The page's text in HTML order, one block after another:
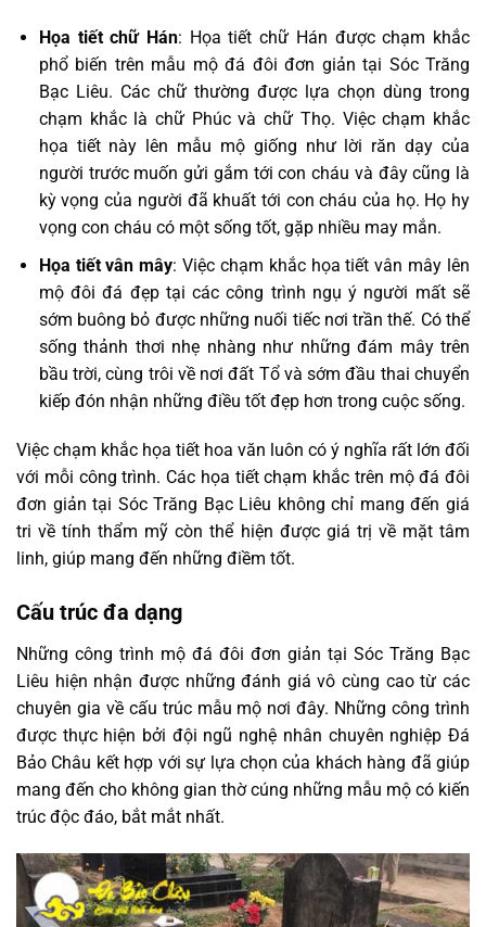
Họa tiết chữ Hán: Họa tiết chữ Hán được chạm khắc
phổ biến trên mẫu mộ đá đôi đơn giản tại Sóc Trăng
Bạc Liêu. Các chữ thường được lựa chọn dùng trong
chạm khắc là chữ Phúc và chữ Thọ. Việc chạm khắc
họa tiết này lên mẫu mộ giống như lời răn dạy của
người trước muốn gửi gắm tới con cháu và đây cũng là
kỳ vọng của người đã khuất tới con cháu của họ. Họ hy
vọng con cháu có một sống tốt, gặp nhiều may mắn.
Họa tiết vân mây: Việc chạm khắc họa tiết vân mây lên
mộ đôi đá đẹp tại các công trình ngụ ý người mất sẽ
sớm buông bỏ được những nuối tiếc nơi trần thế. Có thể
sống thảnh thơi nhẹ nhàng như những đám mây trên
bầu trời, cùng trôi về nơi đất Tổ và sớm đầu thai chuyển
kiếp đón nhận những điều tốt đẹp hơn trong cuộc sống.
Việc chạm khắc họa tiết hoa văn luôn có ý nghĩa rất lớn đối
với mỗi công trình. Các họa tiết chạm khắc trên mộ đá đôi
đơn giản tại Sóc Trăng Bạc Liêu không chỉ mang đến giá
tri về tính thẩm mỹ còn thể hiện được giá trị về mặt tâm
linh, giúp mang đến những điềm tốt.
Cấu trúc đa dạng
Những công trình mộ đá đôi đơn giản tại Sóc Trăng Bạc
Liêu hiện nhận được những đánh giá vô cùng cao từ các
chuyên gia về cấu trúc mẫu mộ nơi đây. Những công trình
được thực hiện bởi đội ngũ nghệ nhân chuyên nghiệp Đá
Bảo Châu kết hợp với sự lựa chọn của khách hàng đã giúp
mang đến cho không gian thờ cúng những mẫu mộ có kiến
trúc độc đáo, bắt mắt nhất.